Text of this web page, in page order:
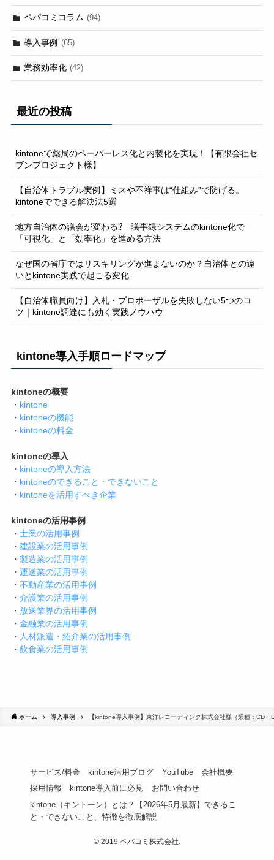
ペパコミコラム (94)
導入事例 (65)
業務効率化 (42)
最近の投稿
kintoneで薬局のペーパーレス化と内製化を実現！【有限会社セ
ブンプロジェクト様】
【自治体トラブル実例】ミスや不祥事は“仕組み”で防げる。
kintoneでできる解決法5選
地方自治体の議会が変わる⁉ 議事録システムのkintone化で
「可視化」と「効率化」を進める方法
なぜ国の省庁ではリスキリングが進まないのか？自治体との違
いとkintone実践で起こる変化
【自治体職員向け】入札・プロポーザルを失敗しない5つのコ
ツ｜kintone調達にも効く実践ノウハウ
kintone導入手順ロードマップ
kintoneの概要
・ kintone
・ kintoneの機能
・ kintoneの料金
kintoneの導入
・ kintoneの導入方法
・ kintoneのできること・できないこと
・ kintoneを活用すべき企業
kintoneの活用事例
・ 士業の活用事例
・ 建設業の活用事例
・ 製造業の活用事例
・ 運送業の活用事例
・ 不動産業の活用事例
・ 介護業の活用事例
・ 放送業界の活用事例
・ 金融業の活用事例
・ 人材派遣・紹介業の活用事例
・ 飲食業の活用事例
ホーム 導入事例 【kintone導入事例】東洋レコーディング株式会社様（業種：CD・
サービス/料金 kintone活用ブログ YouTube
会社概要
採用情報
kintone導入前に必見
お問い合わせ
kintone（キントーン）とは？【2026年5月最新】できるこ
と・できないこと、特徴を徹底解説
© 2019 ペパコミ株式会社.